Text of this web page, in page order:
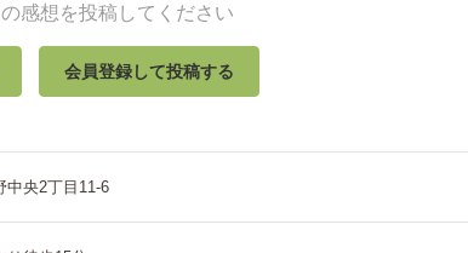
感想を投稿してください
会員登録して投稿する
中央2丁目11-6